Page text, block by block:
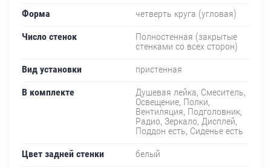
Форма
четверть круга (угловая)
Число стенок
Полностенная (закрытые
стенками со всех сторон)
Вид установки
пристенная
В комплекте
Душевая лейка, Смеситель,
Освещение, Полки,
Вентиляция, Подголовник,
Радио, Зеркало, Дисплей,
Поддон есть, Сиденье есть
Цвет задней стенки
белый